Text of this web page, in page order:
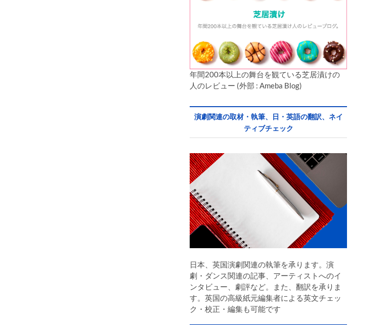
年間200本以上の舞台を観ている芝居漬けの
人のレビュー (外部 : Ameba Blog)
演劇関連の取材・執筆、日・英語の翻訳、ネイ
ティブチェック
日本、英国演劇関連の執筆を承ります。演
劇・ダンス関連の記事、アーティストへのイ
ンタビュー、劇評など。また、翻訳を承りま
す。英国の高級紙元編集者による英文チェッ
ク・校正・編集も可能です